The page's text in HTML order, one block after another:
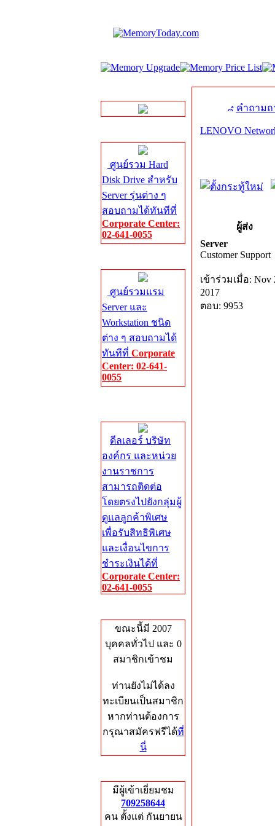
ศูนย์รวม Hard
Disk Drive สำหรับ
Server รุ่นต่าง ๆ
สอบถามได้ทันทีที่
Corporate Center:
02-641-0055
ศูนย์รวมแรม
Server และ
Workstation ชนิด
ต่าง ๆ สอบถามได้
ทันทีที่ Corporate
Center: 02-641-
0055
ดีลเลอร์ บริษัท
องค์กร และหน่วย
งานราชการ
สามารถติดต่อ
โดยตรงไปยังกลุ่มผู้
ดูแลลูกค้าพิเศษ
เพื่อรับสิทธิพิเศษ
และเงื่อนไขการ
ชำระเงินได้ที่
Corporate Center:
02-641-0055
ขณะนี้มี 2007
บุคคลทั่วไป และ 0
สมาชิกเข้าชม
ท่านยังไม่ได้ลง
ทะเบียนเป็นสมาชิก
หากท่านต้องการ
กรุณาสมัครฟรีได้ที่
นี่
มีผู้เข้าเยี่ยมชม
709258644
คน ตั้งแต่ กันยายน
คำถาม
LENOVO
ผู้ส่ง
Server
Customer Support
เข้าร่วมเมื่อ: Nov
2017
ตอบ: 9953